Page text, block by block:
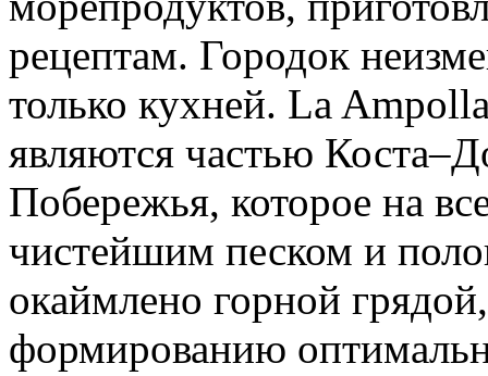
рецептам. Городок
только кухней. La
являются частью
Побережья, которое на
чистейшим песком и
окаймлено горной
формированию